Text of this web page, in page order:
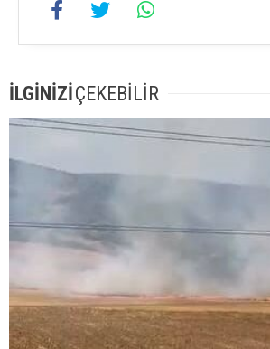
İLGİNİZİÇEKEBİLİR